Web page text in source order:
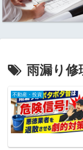
雨漏り修
不動産・投資